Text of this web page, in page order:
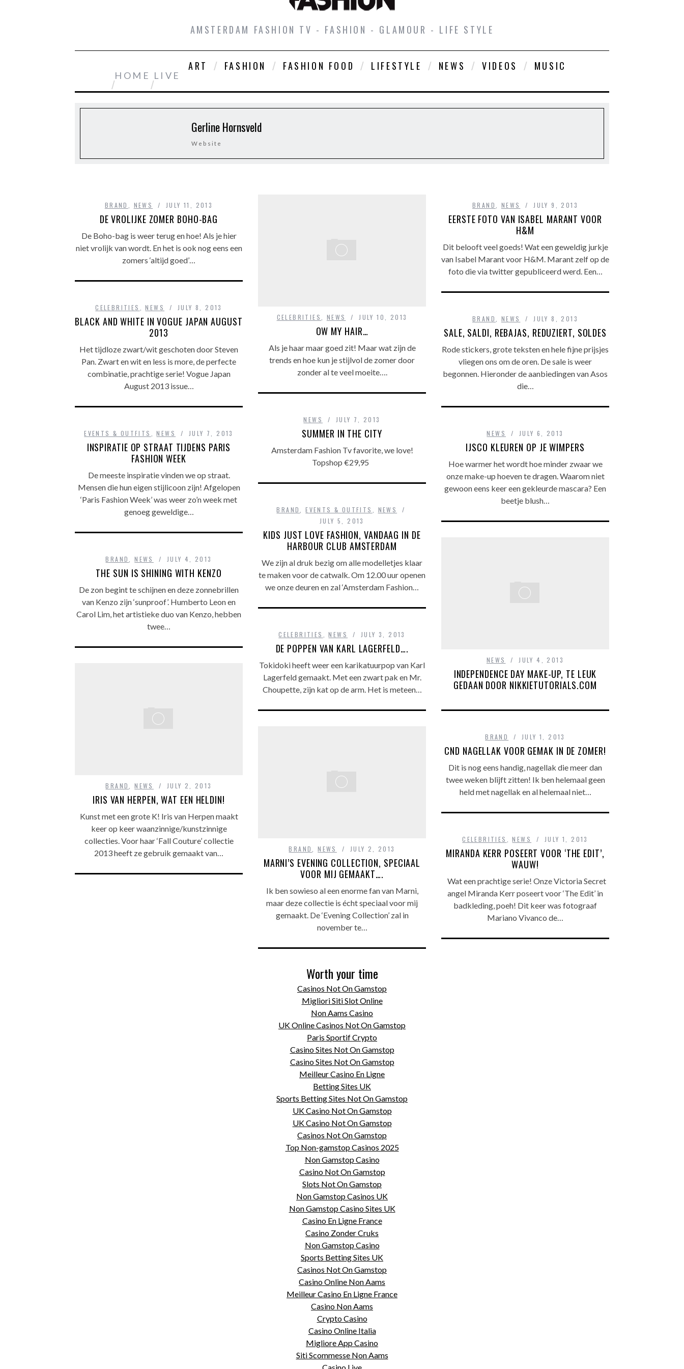
AMSTERDAM FASHION TV - FASHION - GLAMOUR - LIFE STYLE
HOME LIVE
ART FASHION FASHION FOOD LIFESTYLE NEWS VIDEOS MUSIC
Gerline Hornsveld
Website
BRAND NEWS JULY 11, 2013
DE VROLIJKE ZOMER BOHO-BAG
De Boho-bag is weer terug en hoe! Als je hier
niet vrolijk van wordt. En het is ook nog eens een
zomers ‘altijd goed’…
CELEBRITIES NEWS JULY 10, 2013
OW MY HAIR…
Als je haar maar goed zit! Maar wat zijn de
trends en hoe kun je stijlvol de zomer door
zonder al te veel moeite….
BRAND NEWS JULY 9, 2013
EERSTE FOTO VAN ISABEL MARANT VOOR
H&M
Dit belooft veel goeds! Wat een geweldig jurkje
van Isabel Marant voor H&M. Marant zelf op de
foto die via twitter gepubliceerd werd. Een…
CELEBRITIES ,NEWS JULY 8, 2013
BLACK AND WHITE IN VOGUE JAPAN AUGUST
2013
Het tijdloze zwart/wit geschoten door Steven
Pan. Zwart en wit en less is more, de perfecte
combinatie, prachtige serie! Vogue Japan
August 2013 issue…
BRAND NEWS JULY 8, 2013
SALE, SALDI, REBAJAS, REDUZIERT, SOLDES
Rode stickers, grote teksten en hele fijne prijsjes
vliegen ons om de oren. De sale is weer
begonnen. Hieronder de aanbiedingen van Asos
die…
NEWS JULY 7, 2013
SUMMER IN THE CITY
Amsterdam Fashion Tv favorite, we love!
Topshop €29,95
EVENTS & OUTFITS ,NEWS JULY 7, 2013
INSPIRATIE OP STRAAT TIJDENS PARIS
FASHION WEEK
De meeste inspiratie vinden we op straat.
Mensen die hun eigen stijlicoon zijn! Afgelopen
‘Paris Fashion Week’ was weer zo’n week met
genoeg geweldige…
NEWS JULY 6, 2013
IJSCO KLEUREN OP JE WIMPERS
Hoe warmer het wordt hoe minder zwaar we
onze make-up hoeven te dragen. Waarom niet
gewoon eens keer een gekleurde mascara? Een
beetje blush…
BRAND ,EVENTS & OUTFITS
NEWS
JULY 5, 2013
KIDS JUST LOVE FASHION, VANDAAG IN DE
HARBOUR CLUB AMSTERDAM
We zijn al druk bezig om alle modelletjes klaar
te maken voor de catwalk. Om 12.00 uur openen
we onze deuren en zal ‘Amsterdam Fashion…
NEWS JULY 4, 2013
INDEPENDENCE DAY MAKE-UP, TE LEUK
GEDAAN DOOR NIKKIETUTORIALS.COM
BRAND ,NEWS JULY 4, 2013
THE SUN IS SHINING WITH KENZO
De zon begint te schijnen en deze zonnebrillen
van Kenzo zijn ‘sunproof’. Humberto Leon en
Carol Lim, het artistieke duo van Kenzo, hebben
twee…
CELEBRITIES ,NEWS JULY 3, 2013
DE POPPEN VAN KARL LAGERFELD….
Tokidoki heeft weer een karikatuurpop van Karl
Lagerfeld gemaakt. Met een zwart pak en Mr.
Choupette, zijn kat op de arm. Het is meteen…
BRAND ,NEWS JULY 2, 2013
IRIS VAN HERPEN, WAT EEN HELDIN!
Kunst met een grote K! Iris van Herpen maakt
keer op keer waanzinnige/kunstzinnige
collecties. Voor haar ‘Fall Couture’ collectie
2013 heeft ze gebruik gemaakt van…
BRAND ,NEWS JULY 2, 2013
MARNI’S EVENING COLLECTION, SPECIAAL
VOOR MIJ GEMAAKT….
Ik ben sowieso al een enorme fan van Marni,
maar deze collectie is écht speciaal voor mij
gemaakt. De ‘Evening Collection’ zal in
november te…
BRAND JULY 1, 2013
CND NAGELLAK VOOR GEMAK IN DE ZOMER!
Dit is nog eens handig, nagellak die meer dan
twee weken blijft zitten! Ik ben helemaal geen
held met nagellak en al helemaal niet…
CELEBRITIES ,NEWS JULY 1, 2013
MIRANDA KERR POSEERT VOOR ‘THE EDIT’,
WAUW!
Wat een prachtige serie! Onze Victoria Secret
angel Miranda Kerr poseert voor ‘The Edit’ in
badkleding, poeh! Dit keer was fotograaf
Mariano Vivanco de…
Worth your time
Casinos Not On Gamstop
Migliori Siti Slot Online
Non Aams Casino
UK Online Casinos Not On Gamstop
Paris Sportif Crypto
Casino Sites Not On Gamstop
Casino Sites Not On Gamstop
Meilleur Casino En Ligne
Betting Sites UK
Sports Betting Sites Not On Gamstop
UK Casino Not On Gamstop
UK Casino Not On Gamstop
Casinos Not On Gamstop
Top Non-gamstop Casinos 2025
Non Gamstop Casino
Casino Not On Gamstop
Slots Not On Gamstop
Non Gamstop Casinos UK
Non Gamstop Casino Sites UK
Casino En Ligne France
Casino Zonder Cruks
Non Gamstop Casino
Sports Betting Sites UK
Casinos Not On Gamstop
Casino Online Non Aams
Meilleur Casino En Ligne France
Casino Non Aams
Crypto Casino
Casino Online Italia
Migliore App Casino
Siti Scommesse Non Aams